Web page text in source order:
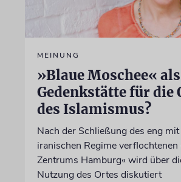
MEINUNG
»Blaue Moschee« als
Gedenkstätte für die
des Islamismus?
Nach der Schließung des eng
iranischen Regime verflochtenen
Zentrums Hamburg« wird über
Nutzung des Ortes diskutiert